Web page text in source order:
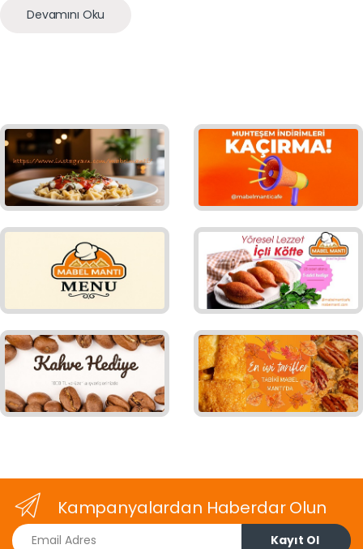
Devamını Oku
Kampanyalardan Haberdar Olun
Email Adres
Kayıt Ol